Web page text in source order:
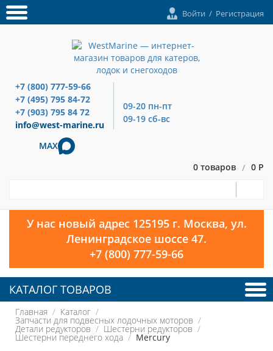
Войти / Регистрация
+7 (800) 777-59-66
+7 (495) 795 84-72
+7 (903) 795 84 72
info@west-marine.ru
09-20 пн-пт
09-19 сб-вс
MAX
0 товаров / 0 Р
У нас новый адрес 125195 г. Москва, ул.
Ленинградское шоссе 47.
+7 (800) 777-59-66
КАТАЛОГ ТОВАРОВ
Главная Каталог
Запчасти для подвесных лодочных моторов
Детали редукторов Шестерни редукторов
Шестерни переднего хода Mercury